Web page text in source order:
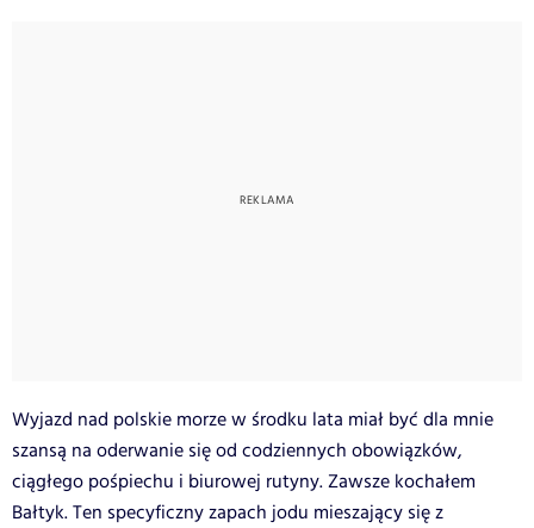
Wyjazd nad polskie morze w środku lata miał być dla mnie
szansą na oderwanie się od codziennych obowiązków,
ciągłego pośpiechu i biurowej rutyny. Zawsze kochałem
Bałtyk. Ten specyficzny zapach jodu mieszający się z